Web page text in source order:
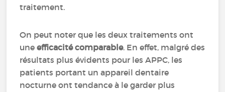
traitement.
On peut noter que les deux traitements ont
uneefficacité comparable. En effet, malgré des
résultats plus évidents pour les APPC, les
patients portant un appareil dentaire
nocturne ont tendance à le garder plus